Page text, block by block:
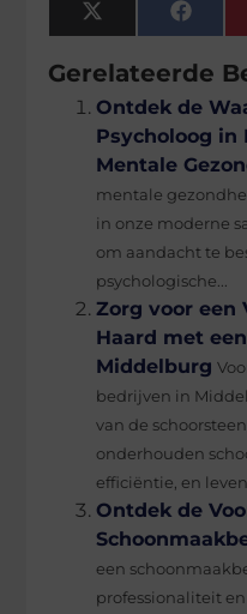
X
(Twitter)
Gerelateerde
Ontdek de
Psycholoog in
Mentale
mentale
in onze moderne
om aandacht te
psychologische...
Zorg voor een
Haard met
Middelburg
bedrijven in
van de
onderhouden
efficiëntie, en
Ontdek de
een
professionaliteit